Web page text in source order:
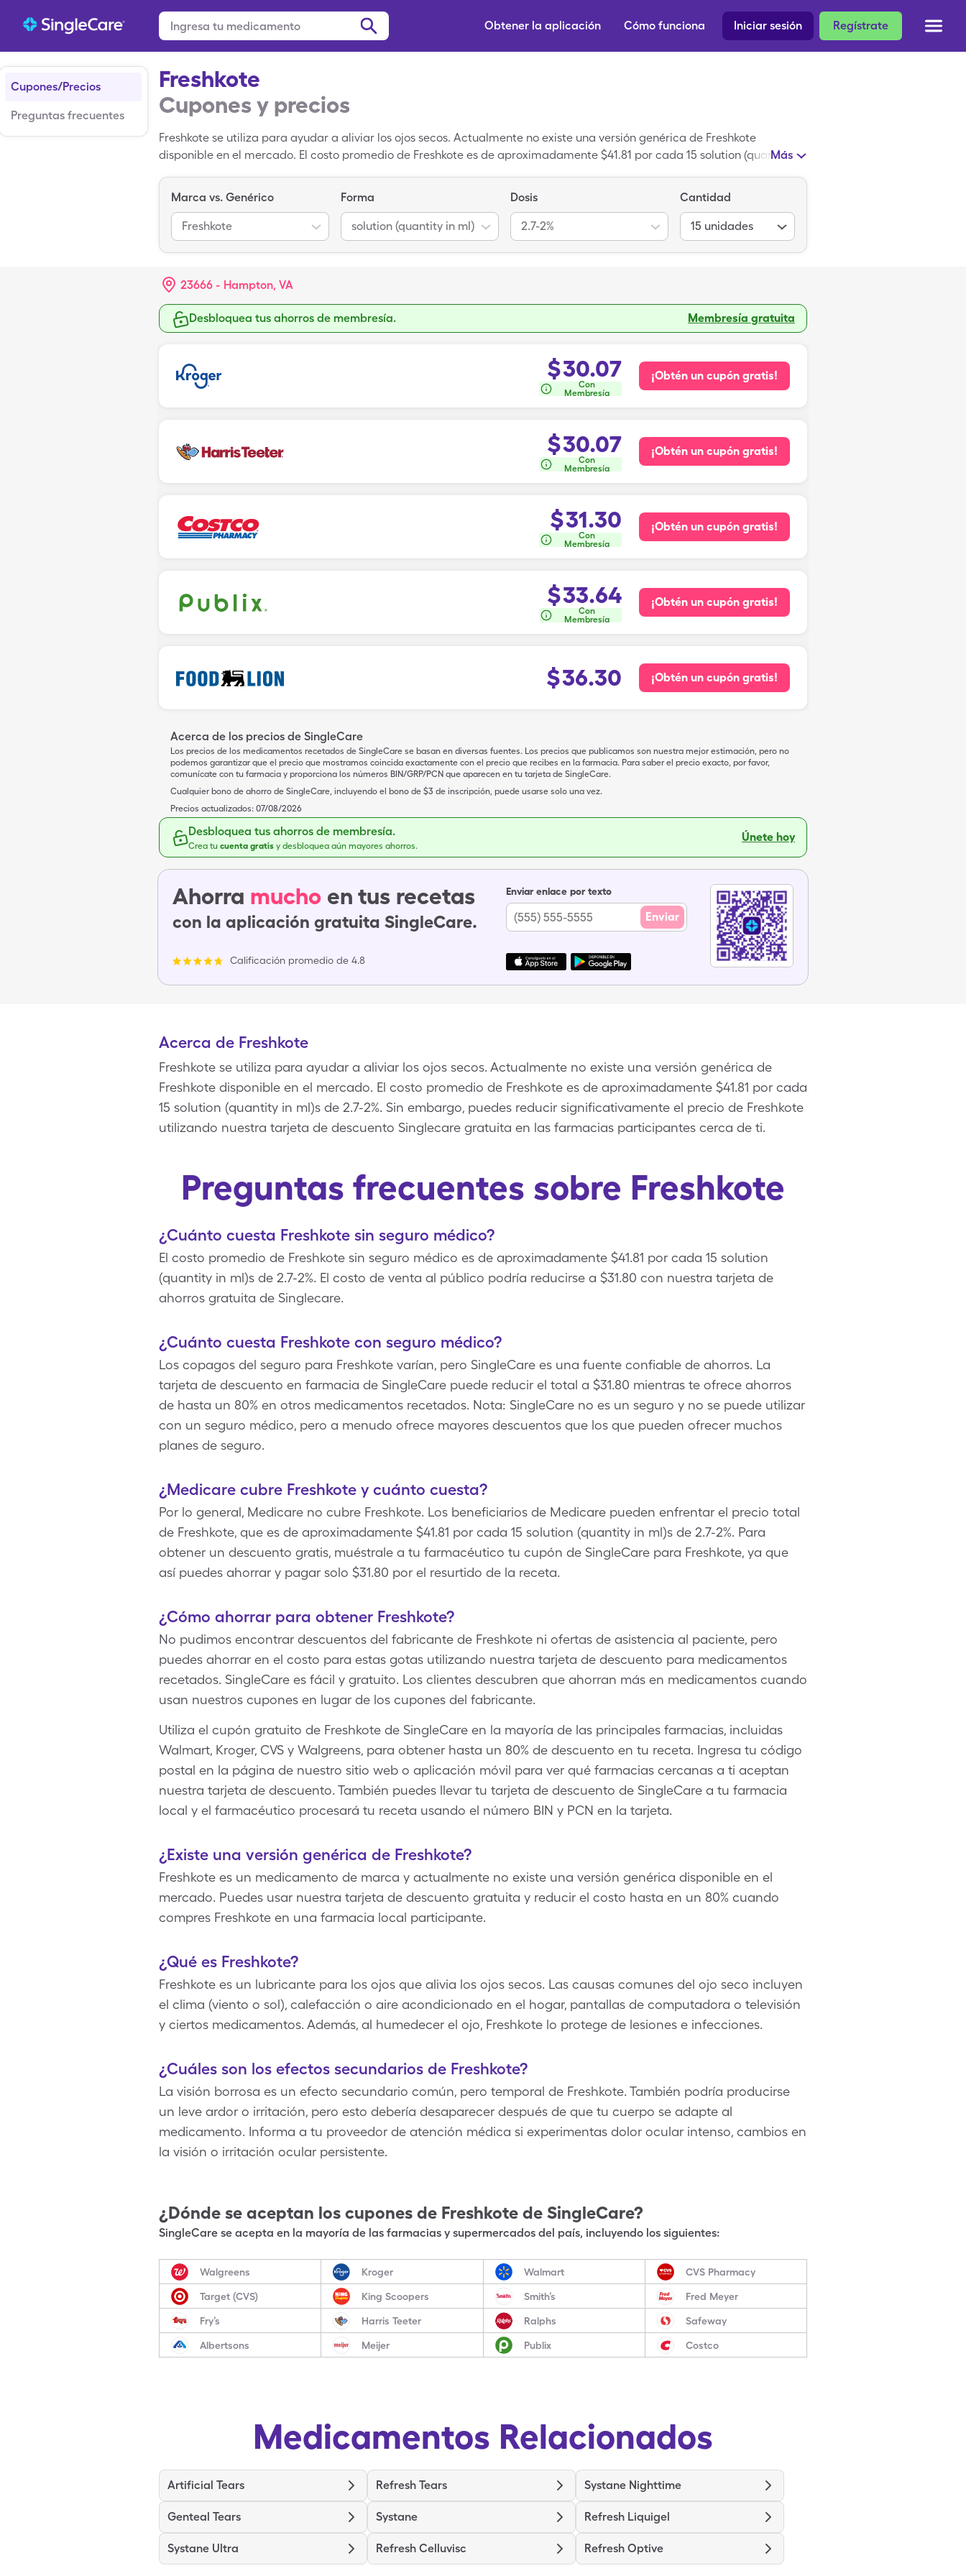
Regístrate
Iniciar sesión
Cómo funciona
Obtener la aplicación
Cupones/Precios
Preguntas frecuentes
Freshkote
Cupones y precios
Freshkote se utiliza para ayudar a aliviar los ojos secos. Actualmente no existe una versión genérica de Freshkote
disponible en el mercado. El costo promedio de Freshkote es de aproximadamente $41.81 por cada 15 solution (quantity in
descuento Singlecare gratuita en las farmacias participantes cerca de ti.
Más
Marca vs. Genérico
Freshkote
Forma
solution (quantity in ml)
Dosis
2.7-2%
Cantidad
15 unidades
23666 - Hampton, VA
Desbloquea tus ahorros de membresía. Membresía gratuita
$30.07
Con
Membresía
¡Obtén un cupón gratis!
$30.07
Con
Membresía
¡Obtén un cupón gratis!
$31.30
Con
Membresía
¡Obtén un cupón gratis!
$33.64
Con
Membresía
¡Obtén un cupón gratis!
$36.30 ¡Obtén un cupón gratis!
Acerca de los precios de SingleCare
Los precios de los medicamentos recetados de SingleCare se basan en diversas fuentes. Los precios que publicamos son nuestra mejor estimación, pero no
podemos garantizar que el precio que mostramos coincida exactamente con el precio que recibes en la farmacia. Para saber el precio exacto, por favor,
comunícate con tu farmacia y proporciona los números BIN/GRP/PCN que aparecen en tu tarjeta de SingleCare.
Cualquier bono de ahorro de SingleCare, incluyendo el bono de $3 de inscripción, puede usarse solo una vez.
Precios actualizados: 07/08/2026
Desbloquea tus ahorros de membresía.
Crea tu cuenta gratis y desbloquea aún mayores ahorros.
Únete hoy
Ahorra mucho en tus recetas
con la aplicación gratuita SingleCare.
Calificación promedio de 4.8
Enviar enlace por texto
Enviar
Acerca de Freshkote
Freshkote se utiliza para ayudar a aliviar los ojos secos. Actualmente no existe una versión genérica de
Freshkote disponible en el mercado. El costo promedio de Freshkote es de aproximadamente $41.81 por cada
15 solution (quantity in ml)s de 2.7-2%. Sin embargo, puedes reducir significativamente el precio de Freshkote
utilizando nuestra tarjeta de descuento Singlecare gratuita en las farmacias participantes cerca de ti.
Preguntas frecuentes sobre Freshkote
¿Cuánto cuesta Freshkote sin seguro médico?
El costo promedio de Freshkote sin seguro médico es de aproximadamente $41.81 por cada 15 solution
(quantity in ml)s de 2.7-2%. El costo de venta al público podría reducirse a $31.80 con nuestra tarjeta de
ahorros gratuita de Singlecare.
¿Cuánto cuesta Freshkote con seguro médico?
Los copagos del seguro para Freshkote varían, pero SingleCare es una fuente confiable de ahorros. La
tarjeta de descuento en farmacia de SingleCare puede reducir el total a $31.80 mientras te ofrece ahorros
de hasta un 80% en otros medicamentos recetados. Nota: SingleCare no es un seguro y no se puede utilizar
con un seguro médico, pero a menudo ofrece mayores descuentos que los que pueden ofrecer muchos
planes de seguro.
¿Medicare cubre Freshkote y cuánto cuesta?
Por lo general, Medicare no cubre Freshkote. Los beneficiarios de Medicare pueden enfrentar el precio total
de Freshkote, que es de aproximadamente $41.81 por cada 15 solution (quantity in ml)s de 2.7-2%. Para
obtener un descuento gratis, muéstrale a tu farmacéutico tu cupón de SingleCare para Freshkote, ya que
así puedes ahorrar y pagar solo $31.80 por el resurtido de la receta.
¿Cómo ahorrar para obtener Freshkote?
No pudimos encontrar descuentos del fabricante de Freshkote ni ofertas de asistencia al paciente, pero
puedes ahorrar en el costo para estas gotas utilizando nuestra tarjeta de descuento para medicamentos
recetados. SingleCare es fácil y gratuito. Los clientes descubren que ahorran más en medicamentos cuando
usan nuestros cupones en lugar de los cupones del fabricante.
Utiliza el cupón gratuito de Freshkote de SingleCare en la mayoría de las principales farmacias, incluidas
Walmart, Kroger, CVS y Walgreens, para obtener hasta un 80% de descuento en tu receta. Ingresa tu código
postal en la página de nuestro sitio web o aplicación móvil para ver qué farmacias cercanas a ti aceptan
nuestra tarjeta de descuento. También puedes llevar tu tarjeta de descuento de SingleCare a tu farmacia
local y el farmacéutico procesará tu receta usando el número BIN y PCN en la tarjeta.
¿Existe una versión genérica de Freshkote?
Freshkote es un medicamento de marca y actualmente no existe una versión genérica disponible en el
mercado. Puedes usar nuestra tarjeta de descuento gratuita y reducir el costo hasta en un 80% cuando
compres Freshkote en una farmacia local participante.
¿Qué es Freshkote?
Freshkote es un lubricante para los ojos que alivia los ojos secos. Las causas comunes del ojo seco incluyen
el clima (viento o sol), calefacción o aire acondicionado en el hogar, pantallas de computadora o televisión
y ciertos medicamentos. Además, al humedecer el ojo, Freshkote lo protege de lesiones e infecciones.
¿Cuáles son los efectos secundarios de Freshkote?
La visión borrosa es un efecto secundario común, pero temporal de Freshkote. También podría producirse
un leve ardor o irritación, pero esto debería desaparecer después de que tu cuerpo se adapte al
medicamento. Informa a tu proveedor de atención médica si experimentas dolor ocular intenso, cambios en
la visión o irritación ocular persistente.
¿Dónde se aceptan los cupones de Freshkote de SingleCare?
SingleCare se acepta en la mayoría de las farmacias y supermercados del país, incluyendo los siguientes:
Walgreens Kroger Walmart CVS Pharmacy
Target (CVS) King Scoopers Smith’s Fred Meyer
Fry’s Harris Teeter Ralphs Safeway
Albertsons Meijer Publix Costco
Medicamentos Relacionados
Artificial Tears Refresh Tears Systane Nighttime
Genteal Tears Systane Refresh Liquigel
Systane Ultra Refresh Celluvisc Refresh Optive